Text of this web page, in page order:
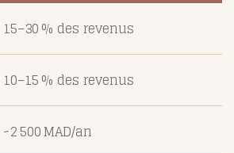
15–30 % des revenus
10–15 % des revenus
~2 500 MAD/an